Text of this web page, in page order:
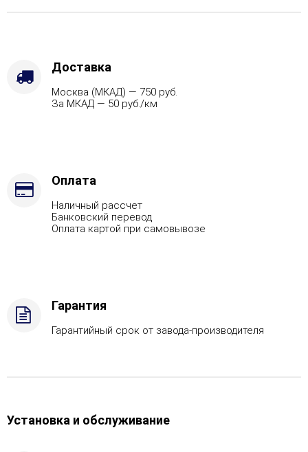
Змеевик,
Вид
топлива
каменку
Доставка
Москва (МКАД) — 750 руб.
За МКАД — 50 руб./км
Оплата
Наличный рассчет
Банковский перевод
Оплата картой при самовывозе
Гарантия
Гарантийный срок от завода-производителя
Установка и обслуживание